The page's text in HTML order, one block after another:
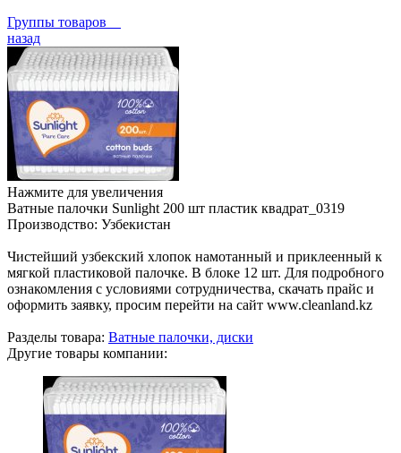
Группы товаров
назад
Нажмите для увеличения
Ватные палочки Sunlight 200 шт пластик квадрат_0319
Производство: Узбекистан
Чистейший узбекский хлопок намотанный и приклеенный к
мягкой пластиковой палочке. В блоке 12 шт. Для подробного
ознакомления с условиями сотрудничества, скачать прайс и
оформить заявку, просим перейти на сайт www.cleanland.kz
Разделы товара: Ватные палочки, диски
Другие товары компании: